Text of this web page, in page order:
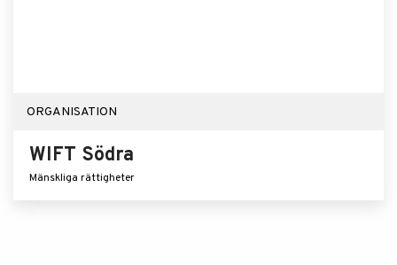
ORGANISATION
WIFT Södra
Mänskliga rättigheter